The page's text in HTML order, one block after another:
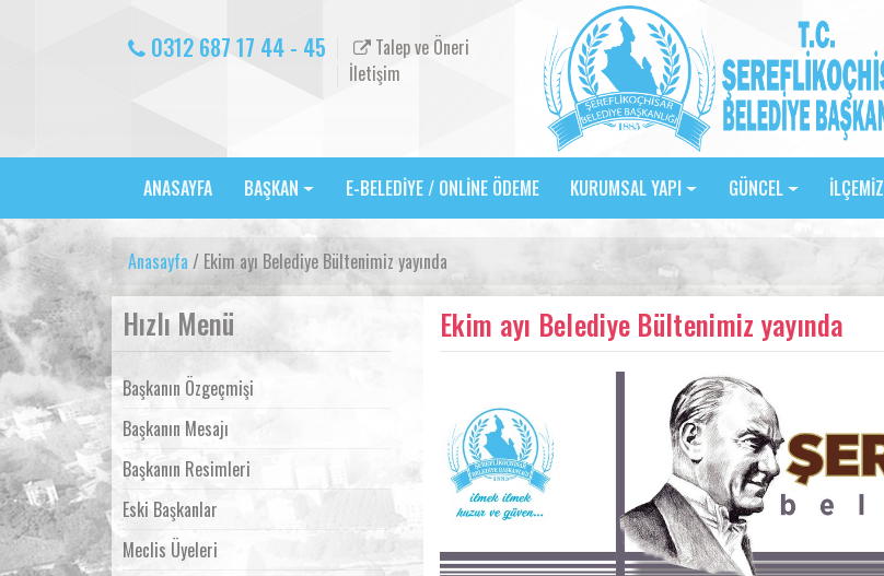
0312 687 17 44 - 45
Talep ve Öneri
İletişim
ANASAYFA BAŞKAN E-BELEDİYE / ONLİNE ÖDEME KURUMSAL YAPI GÜNCEL İLÇEMİZ
Anasayfa / Ekim ayı Belediye Bültenimiz yayında
Hızlı Menü
Başkanın Özgeçmişi
Başkanın Mesajı
Başkanın Resimleri
Eski Başkanlar
Meclis Üyeleri
Ekim ayı Belediye Bültenimiz yayında